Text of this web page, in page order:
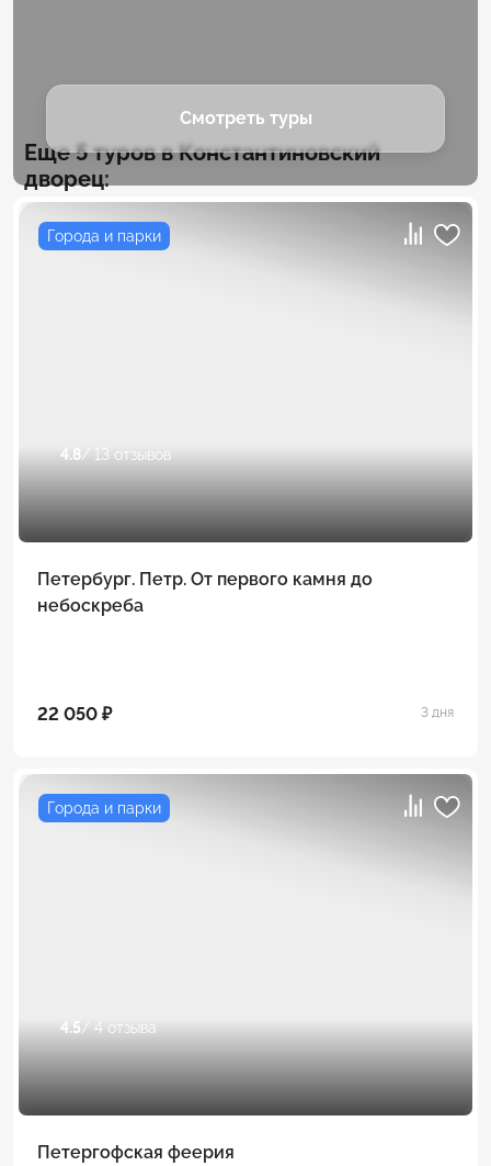
Смотреть туры
Еще 5 туров в Константиновский
дворец:
Города и парки
4.8/ 13 отзывов
Петербург. Петр. От первого камня до
небоскреба
22 050 ₽ 3 дня
Города и парки
4.5/ 4 отзыва
Петергофская феерия